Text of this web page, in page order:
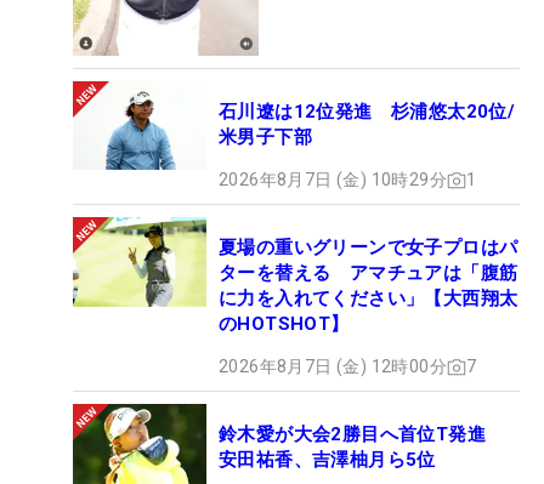
石川遼は12位発進 杉浦悠太20位/
米男子下部
2026年8月7日 (金) 10時29分 1
夏場の重いグリーンで女子プロはパ
ターを替える アマチュアは「腹筋
に力を入れてください」【大西翔太
のHOTSHOT】
2026年8月7日 (金) 12時00分 7
鈴木愛が大会2勝目へ首位T発進
安田祐香、吉澤柚月ら5位